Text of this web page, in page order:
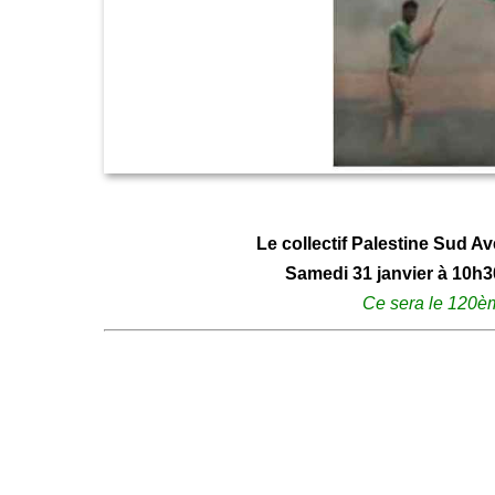
Le collectif Palestine Sud
Samedi 31 janvier à
Ce sera le